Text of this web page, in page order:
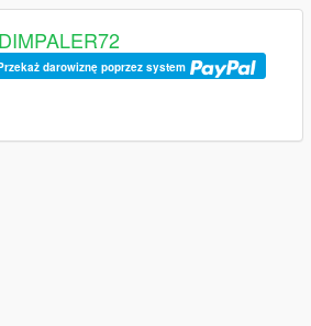
darowiznę poprzez system